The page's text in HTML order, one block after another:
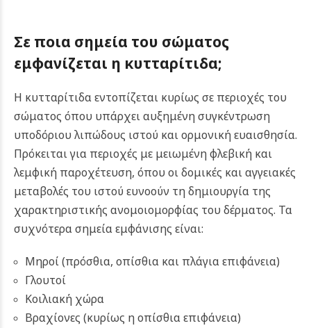
Σε ποια σημεία του σώματος
εμφανίζεται η κυτταρίτιδα;
Η κυτταρίτιδα εντοπίζεται κυρίως σε περιοχές του
σώματος όπου υπάρχει αυξημένη συγκέντρωση
υποδόριου λιπώδους ιστού και ορμονική ευαισθησία.
Πρόκειται για περιοχές με μειωμένη φλεβική και
λεμφική παροχέτευση, όπου οι δομικές και αγγειακές
μεταβολές του ιστού ευνοούν τη δημιουργία της
χαρακτηριστικής ανομοιομορφίας του δέρματος. Τα
συχνότερα σημεία εμφάνισης είναι:
Μηροί (πρόσθια, οπίσθια και πλάγια επιφάνεια)
Γλουτοί
Κοιλιακή χώρα
Βραχίονες (κυρίως η οπίσθια επιφάνεια)